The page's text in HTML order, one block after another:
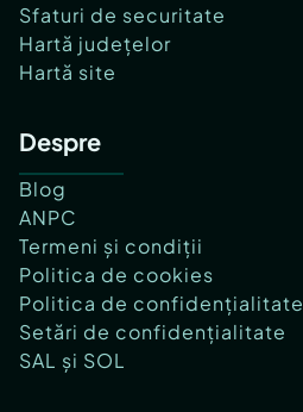
Sfaturi de securitate
Hartă județelor
Hartă site
Despre
Blog
ANPC
Termeni și condiții
Politica de cookies
Politica de confidențialitate
Setări de confidențialitate
SAL și SOL